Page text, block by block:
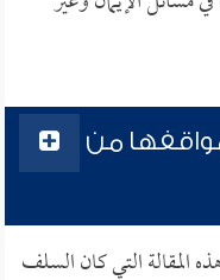
من
المقالة التي كان السلف